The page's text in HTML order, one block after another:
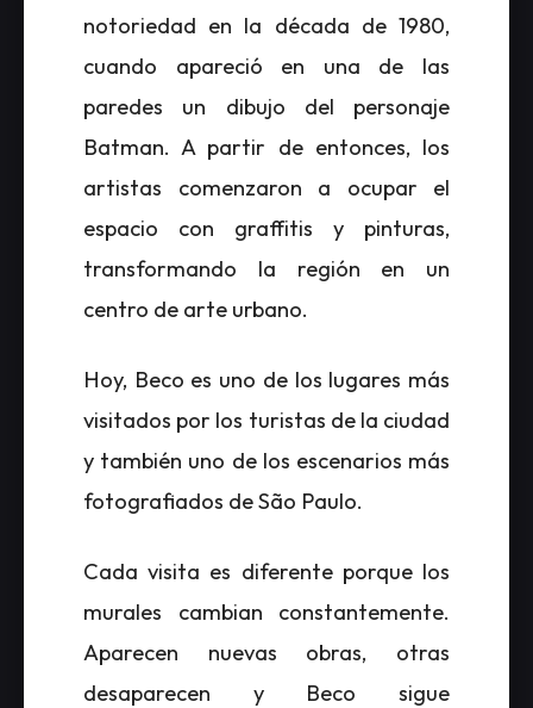
notoriedad en la década de 1980,
cuando apareció en una de las
paredes un dibujo del personaje
Batman. A partir de entonces, los
artistas comenzaron a ocupar el
espacio con graffitis y pinturas,
transformando la región en un
centro de arte urbano.
Hoy, Beco es uno de los lugares más
visitados por los turistas de la ciudad
y también uno de los escenarios más
fotografiados de São Paulo.
Cada visita es diferente porque los
murales cambian constantemente.
Aparecen nuevas obras, otras
desaparecen y Beco sigue